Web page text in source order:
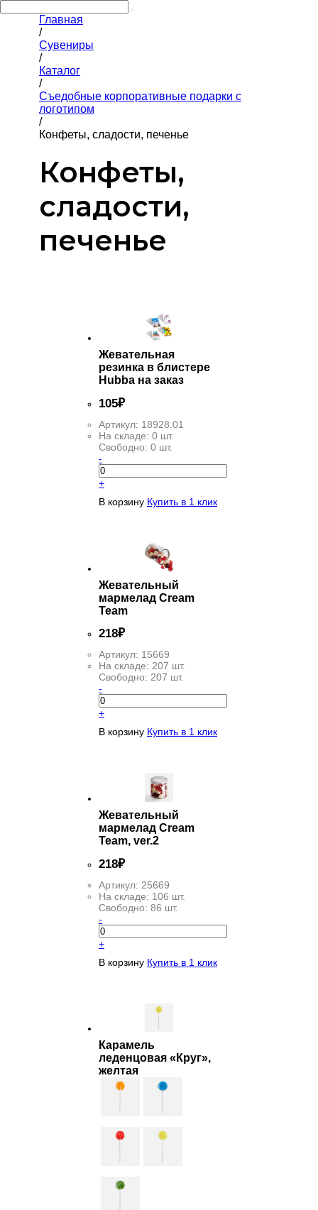
Главная
/
Сувениры
/
Каталог
/
Съедобные корпоративные подарки с
логотипом
/
Конфеты, сладости, печенье
Конфеты,
сладости,
печенье
Жевательная
резинка в блистере
Hubba на заказ
105₽
Артикул: 18928.01
На складе: 0 шт.
Свободно: 0 шт.
-
+
В корзину Купить в 1 клик
Жевательный
мармелад Cream
Team
218₽
Артикул: 15669
На складе: 207 шт.
Свободно: 207 шт.
-
+
В корзину Купить в 1 клик
Жевательный
мармелад Cream
Team, ver.2
218₽
Артикул: 25669
На складе: 106 шт.
Свободно: 86 шт.
-
+
В корзину Купить в 1 клик
Карамель
леденцовая «Круг»,
желтая